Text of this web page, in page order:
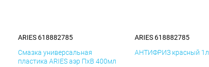
ARIES 618882785
Смазка универсальная
пластика ARIES аэр ПхВ 400мл
ARIES 618882785
АНТИФРИЗ красный 1л.